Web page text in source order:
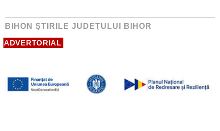
BIHON ŞTIRILE JUDEŢULUI BIHOR
ADVERTORIAL